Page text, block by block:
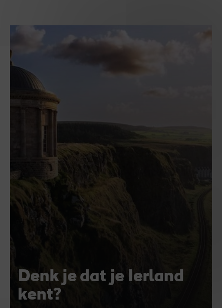
Denk je dat je Ierland
kent?